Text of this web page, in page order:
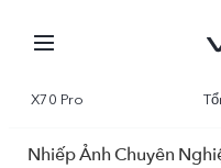
X70 Pro
Nhiếp Ảnh Chuyên